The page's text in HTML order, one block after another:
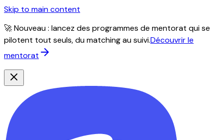
Skip to main content
🚀 Nouveau : lancez des programmes de mentorat qui se
pilotent tout seuls, du matching au suivi.Découvrir le
mentorat